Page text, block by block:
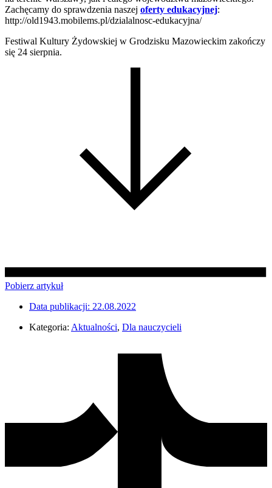
Zachęcamy do sprawdzenia naszej oferty edukacyjnej:
http://old1943.mobilems.pl/dzialalnosc-edukacyjna/
Festiwal Kultury Żydowskiej w Grodzisku Mazowieckim zakończy
się 24 sierpnia.
Pobierz artykuł
Data publikacji: 22.08.2022
Kategoria: Aktualności, Dla nauczycieli